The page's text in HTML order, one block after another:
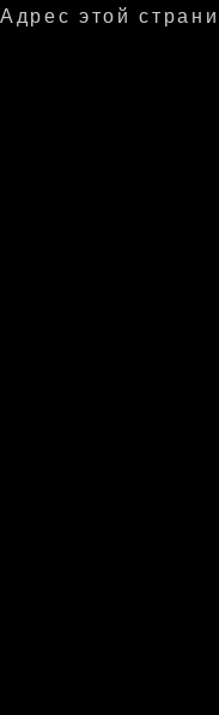
Адрес этой